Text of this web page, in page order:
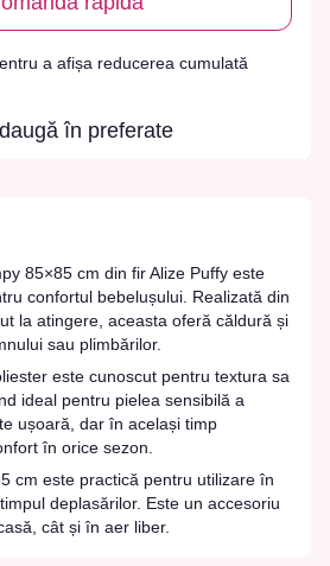
a afișa reducerea cumulată
în preferate
85×85 cm din fir Alize Puffy este
confortul bebelușului. Realizată din
la atingere, aceasta oferă căldură și
sau plimbărilor.
este cunoscut pentru textura sa
ideal pentru pielea sensibilă a
ușoară, dar în același timp
în orice sezon.
cm este practică pentru utilizare în
deplasărilor. Este un accesoriu
cât și în aer liber.